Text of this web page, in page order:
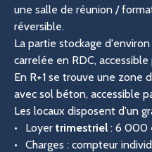
une salle de réunion /
réversible.
La partie stockage
carrelée en RDC,
En R+1 se trouve une zone
avec sol béton, accessible
Les locaux disposent d'un
Loyer trimestriel : 6 000
Charges : compteur